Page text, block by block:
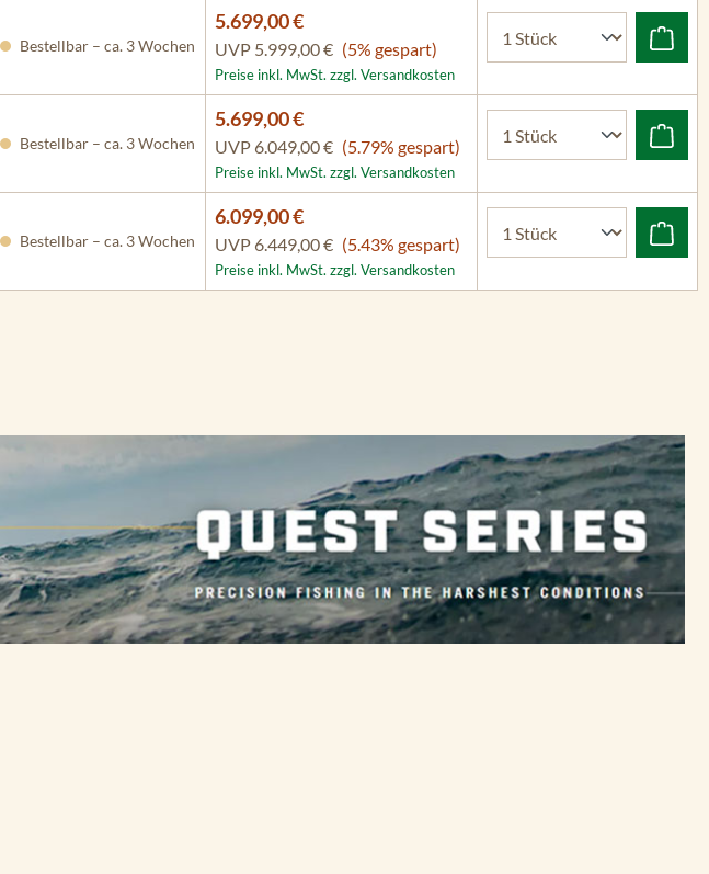
Bestellbar – ca. 3 Wochen
5.699,00 €
UVP 5.999,00 € (5% gespart)
Preise inkl. MwSt. zzgl. Versandkosten
Bestellbar – ca. 3 Wochen
5.699,00 €
UVP 6.049,00 € (5.79% gespart)
Preise inkl. MwSt. zzgl. Versandkosten
Bestellbar – ca. 3 Wochen
6.099,00 €
UVP 6.449,00 € (5.43% gespart)
Preise inkl. MwSt. zzgl. Versandkosten